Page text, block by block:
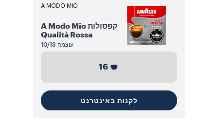
A MODO MIO
קפסולות A Modo Mio
Qualità Rossa
עוצמה 10/13
16
לקנות באינטרנט